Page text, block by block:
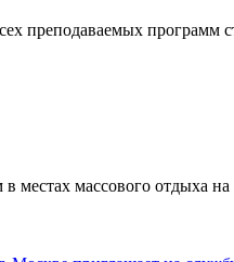
преподаваемых
массового отдыха